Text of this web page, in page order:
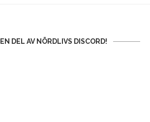
DEL AV NÖRDLIVS DISCORD!